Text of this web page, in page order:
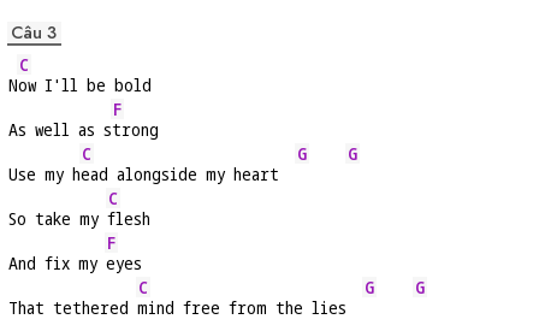
Câu 3
N
C
ow I'll be bold
As well as s
F
trong
Use my h
C
ead alongside my heart
G G
So take my
C
flesh
And fix my
F
eyes
That tethered
C
mind free from the lies
G G